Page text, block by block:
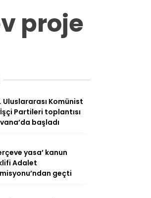
proje
Uluslararası Komünist
Partileri toplantısı
başladı
yasa’ kanun
Adalet
geçti